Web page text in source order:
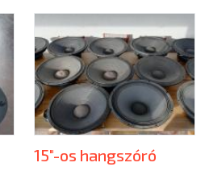
15"-os hangszóró